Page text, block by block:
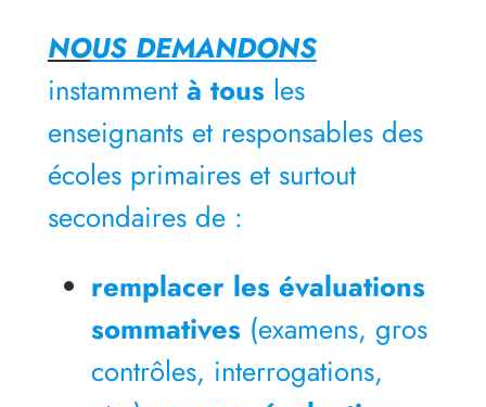
NOUS DEMANDONS
instamment à tous les
enseignants et responsables des
écoles primaires et surtout
secondaires de :
remplacer les évaluations
sommatives (examens, gros
contrôles, interrogations,